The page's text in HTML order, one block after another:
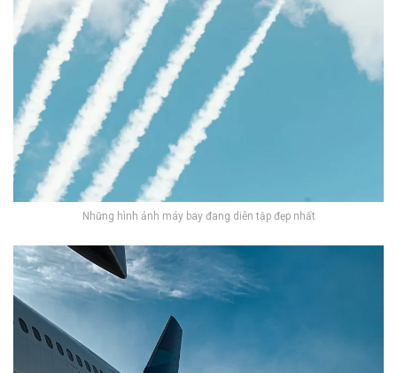
Những hình ảnh máy bay đang diễn tập đẹp nhất